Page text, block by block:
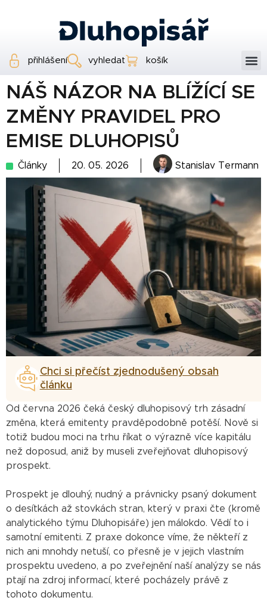
přihlášení vyhledat košík
NÁŠ NÁZOR NA BLÍŽÍCÍ SE
ZMĚNY PRAVIDEL PRO
EMISE DLUHOPISŮ
Články 20. 05. 2026 Stanislav Termann
Chci si přečíst zjednodušený obsah
článku
Od června 2026 čeká český dluhopisový trh zásadní
změna, která emitenty pravděpodobně potěší. Nově si
totiž budou moci na trhu říkat o výrazně více kapitálu
než doposud, aniž by museli zveřejňovat dluhopisový
prospekt.
Prospekt je dlouhý, nudný a právnicky psaný dokument
o desítkách až stovkách stran, který v praxi čte (kromě
analytického týmu Dluhopisáře) jen málokdo. Vědí to i
samotní emitenti. Z praxe dokonce víme, že někteří z
nich ani mnohdy netuší, co přesně je v jejich vlastním
prospektu uvedeno, a po zveřejnění naší analýzy se nás
ptají na zdroj informací, které pocházely právě z
tohoto dokumentu.